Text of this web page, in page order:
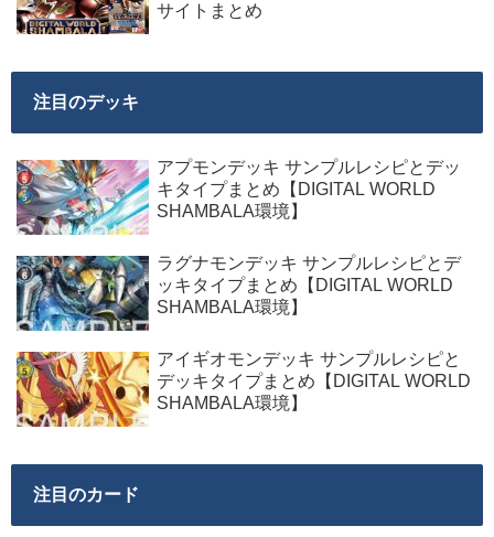
サイトまとめ
注目のデッキ
アプモンデッキ サンプルレシピとデッ
キタイプまとめ【DIGITAL WORLD
SHAMBALA環境】
ラグナモンデッキ サンプルレシピとデ
ッキタイプまとめ【DIGITAL WORLD
SHAMBALA環境】
アイギオモンデッキ サンプルレシピと
デッキタイプまとめ【DIGITAL WORLD
SHAMBALA環境】
注目のカード